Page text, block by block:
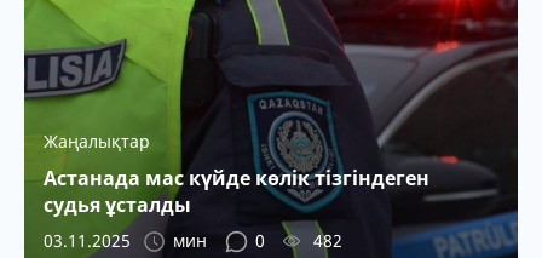
Жаңалықтар
Астанада мас күйде көлік тізгіндеген
судья ұсталды
03.11.2025 мин 0 482